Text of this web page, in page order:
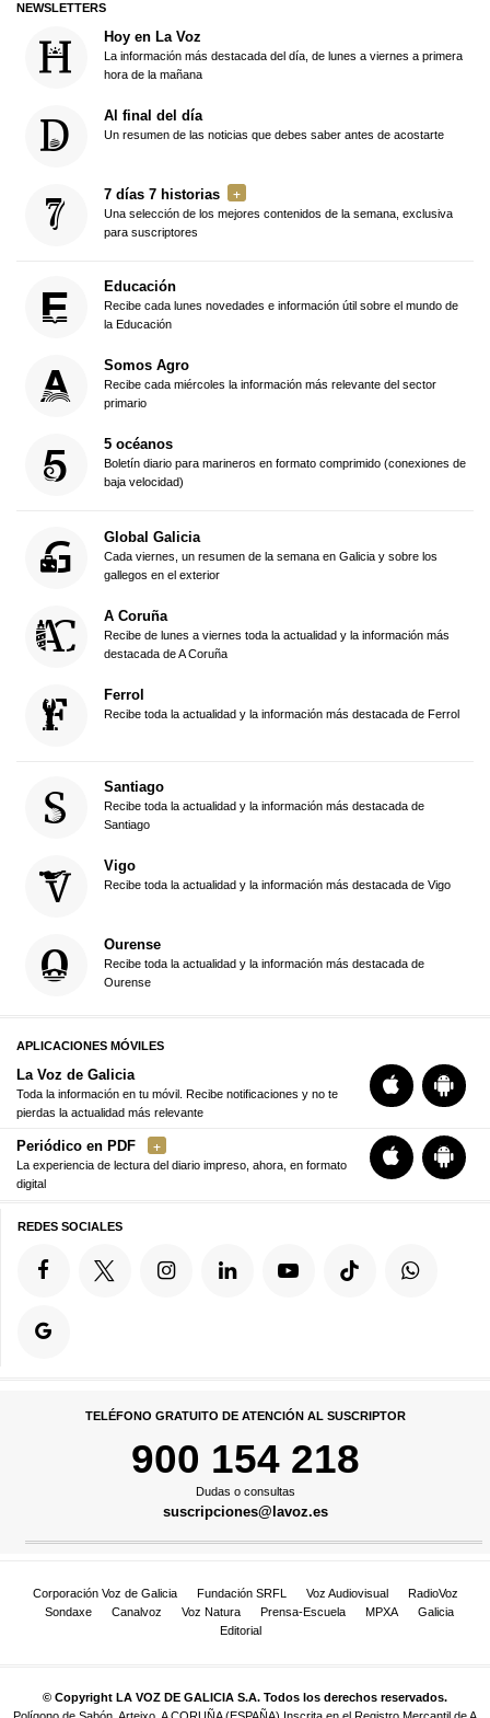
NEWSLETTERS
Hoy en La Voz
La información más destacada del día, de lunes a viernes a primera
hora de la mañana
Al final del día
Un resumen de las noticias que debes saber antes de acostarte
7 días 7 historias
Una selección de los mejores contenidos de la semana, exclusiva
para suscriptores
Educación
Recibe cada lunes novedades e información útil sobre el mundo de
la Educación
Somos Agro
Recibe cada miércoles la información más relevante del sector
primario
5 océanos
Boletín diario para marineros en formato comprimido (conexiones de
baja velocidad)
Global Galicia
Cada viernes, un resumen de la semana en Galicia y sobre los
gallegos en el exterior
A Coruña
Recibe de lunes a viernes toda la actualidad y la información más
destacada de A Coruña
Ferrol
Recibe toda la actualidad y la información más destacada de Ferrol
Santiago
Recibe toda la actualidad y la información más destacada de
Santiago
Vigo
Recibe toda la actualidad y la información más destacada de Vigo
Ourense
Recibe toda la actualidad y la información más destacada de
Ourense
APLICACIONES MÓVILES
La Voz de Galicia
Toda la información en tu móvil. Recibe notificaciones y no te
pierdas la actualidad más relevante
Periódico en PDF
La experiencia de lectura del diario impreso, ahora, en formato
digital
REDES SOCIALES
TELÉFONO GRATUITO DE ATENCIÓN AL SUSCRIPTOR
900 154 218
Dudas o consultas
suscripciones@lavoz.es
Corporación Voz de Galicia Fundación SRFL Voz Audiovisual
RadioVoz
Sondaxe
Canalvoz Voz Natura Prensa-Escuela MPXA
Galicia
Editorial
© Copyright LA VOZ DE GALICIA S.A. Todos los derechos reservados.